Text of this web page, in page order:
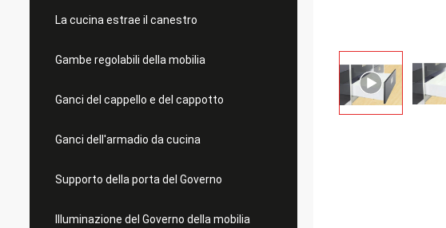
La cucina estrae il canestro
Gambe regolabili della mobilia
Ganci del cappello e del cappotto
Ganci dell'armadio da cucina
Supporto della porta del Governo
Illuminazione del Governo della mobilia